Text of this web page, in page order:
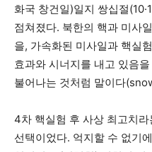
화국 창건일)일지 쌍십절(10·
점쳐졌다. 북한의 핵과 미사
을, 가속화된 미사일과 핵실
효과와 시너지를 내고 있음
불어나는 것처럼 말이다
4차 핵실험 후 사상 최고치
선택이었다. 억지할 수 없기